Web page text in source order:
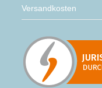
Versandkosten